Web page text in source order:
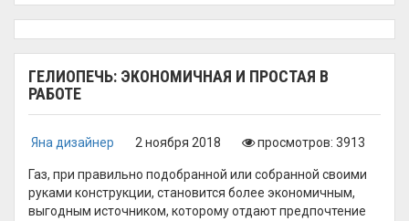
ГЕЛИОПЕЧЬ: ЭКОНОМИЧНАЯ И ПРОСТАЯ В
РАБОТЕ
Яна дизайнер 2 ноября 2018 просмотров: 3913
Газ, при правильно подобранной или собранной своими
руками конструкции, становится более экономичным,
выгодным источником, которому отдают предпочтение